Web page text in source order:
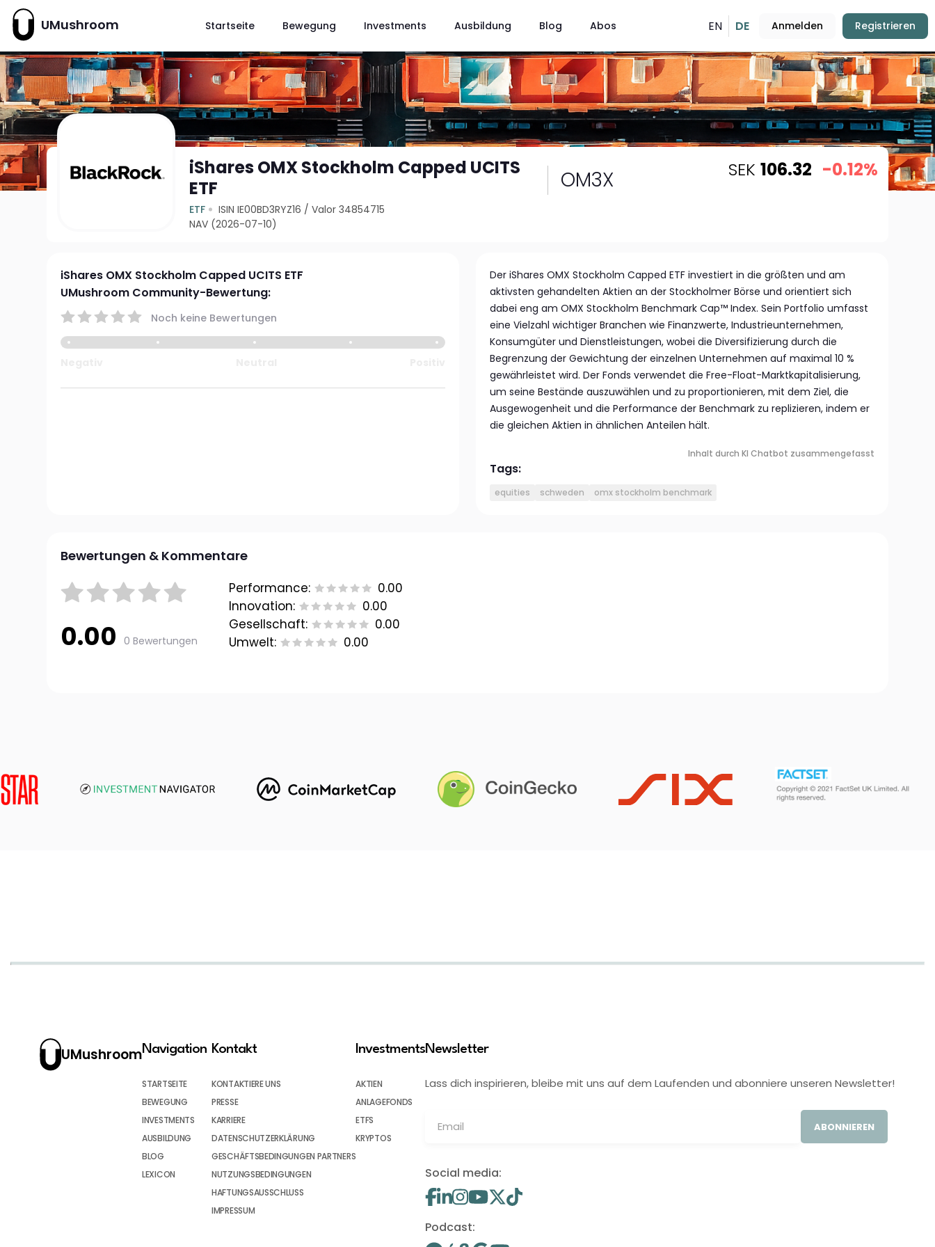
UMushroom Startseite Bewegung Investments Ausbildung Blog Abos EN DE Anmelden Registrieren
iShares OMX Stockholm Capped UCITS
ETF
OM3X
ETF ISIN IE00BD3RYZ16 /Valor 34854715
NAV (2026-07-10)
SEK 106.32 -0.12%
iShares OMX Stockholm Capped UCITS ETF
UMushroom Community-Bewertung:
Noch keine Bewertungen
Der iShares OMX Stockholm Capped ETF investiert in die größten und am
aktivsten gehandelten Aktien an der Stockholmer Börse und orientiert sich
dabei eng am OMX Stockholm Benchmark Cap™ Index. Sein Portfolio umfasst
eine Vielzahl wichtiger Branchen wie Finanzwerte, Industrieunternehmen,
Konsumgüter und Dienstleistungen, wobei die Diversifizierung durch die
Begrenzung der Gewichtung der einzelnen Unternehmen auf maximal 10 %
gewährleistet wird. Der Fonds verwendet die Free-Float-Marktkapitalisierung,
um seine Bestände auszuwählen und zu proportionieren, mit dem Ziel, die
Ausgewogenheit und die Performance der Benchmark zu replizieren, indem er
die gleichen Aktien in ähnlichen Anteilen hält.
Inhalt durch KI Chatbot zusammengefasst
Tags:
equities schweden omx stockholm benchmark
Bewertungen & Kommentare
0.00 0 Bewertungen
Performance:
0.00
Innovation:
0.00
Gesellschaft:
0.00
Umwelt:
0.00
UMushroomNavigation
STARTSEITE
BEWEGUNG
INVESTMENTS
AUSBILDUNG
BLOG
LEXICON
Kontakt
KONTAKTIERE UNS
PRESSE
KARRIERE
DATENSCHUTZERKLÄRUNG
GESCHÄFTSBEDINGUNGEN PARTNERS
NUTZUNGSBEDINGUNGEN
HAFTUNGSAUSSCHLUSS
IMPRESSUM
Investments
AKTIEN
ANLAGEFONDS
ETFS
KRYPTOS
Newsletter
Lass dich inspirieren, bleibe mit uns auf dem Laufenden und abonniere unseren Newsletter!
ABONNIEREN
Social media:
Podcast: